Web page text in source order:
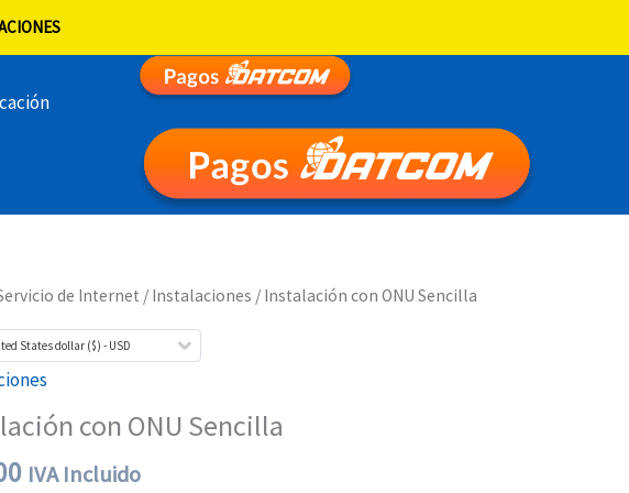
de Internet / Instalaciones / Instalación con ONU Sencilla
States dollar ($) - USD
con ONU Sencilla
IVA Incluido